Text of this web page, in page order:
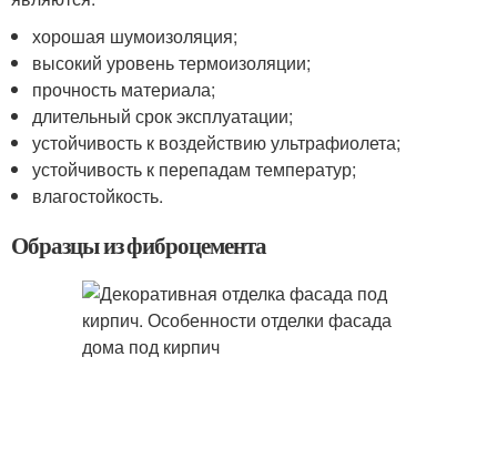
хорошая шумоизоляция;
высокий уровень термоизоляции;
прочность материала;
длительный срок эксплуатации;
устойчивость к воздействию ультрафиолета;
устойчивость к перепадам температур;
влагостойкость.
Образцы из фиброцемента